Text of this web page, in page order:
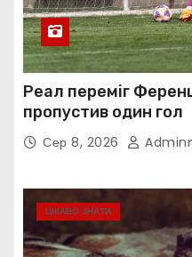
Реал переміг
пропустив один гол
Сер 8, 2026
ЦІКАВО ЗНАТИ